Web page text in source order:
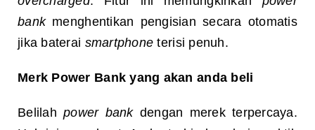
bankmenghentikan pengisian secara otomatis
jika baterai smartphone terisi penuh.
Merk Power Bank yang akan anda beli
Belilahpower bankdengan merek terpercaya.